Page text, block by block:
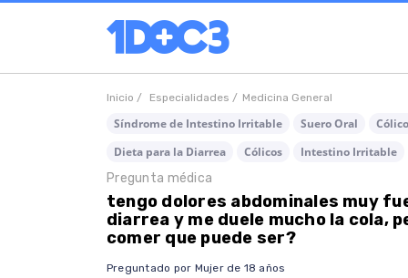
Inicio / Especialidades / Medicina General
Síndrome de Intestino Irritable Suero Oral
Dieta para la Diarrea
Cólicos Intestino Irritable
Pregunta médica
tengo dolores abdominales muy
diarrea y me duele mucho la cola,
comer que puede ser?
Preguntado por Mujer de 18 años